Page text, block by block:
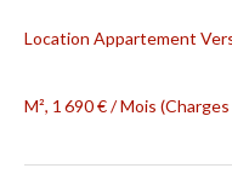
Location Appartement
M², 1 690 € / Mois